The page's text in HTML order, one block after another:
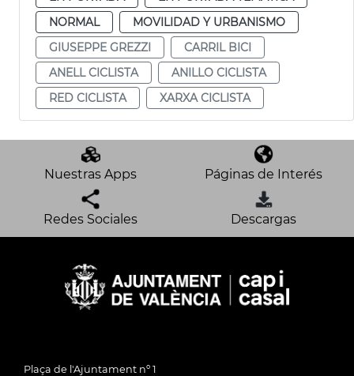
NORMAL
MOVILIDAD Y URBANISMO
GIUSEPPE GREZZI
CARRIL BICI
ANELL CICLISTA
ANILLO CICLISTA
RED CICLISTA
XARXA CICLISTA
Nuestras Apps Páginas de Interés
Redes Sociales Descargas
Plaça de l'Ajuntament nº 1